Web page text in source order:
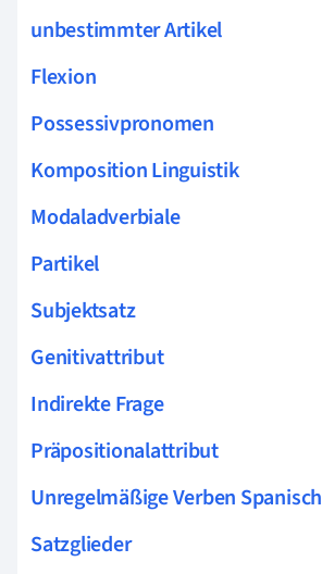
unbestimmter Artikel
Flexion
Possessivpronomen
Komposition Linguistik
Modaladverbiale
Partikel
Subjektsatz
Genitivattribut
Indirekte Frage
Präpositionalattribut
Unregelmäßige Verben Spanisch
Satzglieder